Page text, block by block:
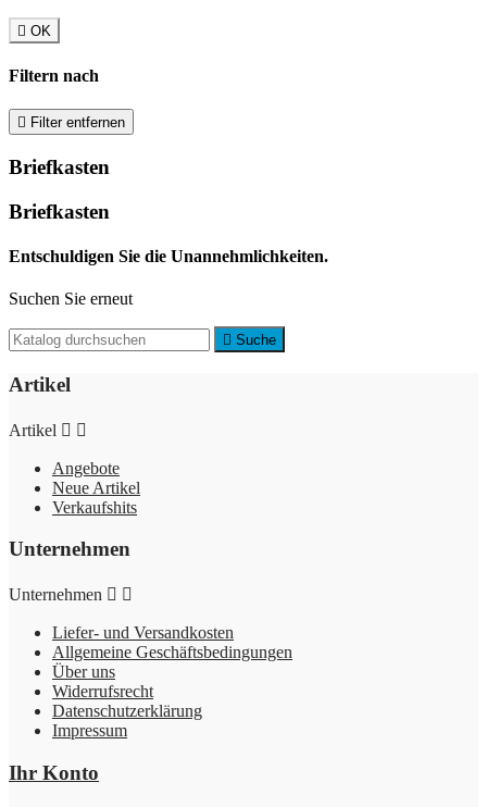
 OK
Filtern nach
 Filter entfernen
Briefkasten
Briefkasten
Entschuldigen Sie die Unannehmlichkeiten.
Suchen Sie erneut
 Suche
Artikel
Artikel  
Angebote
Neue Artikel
Verkaufshits
Unternehmen
Unternehmen  
Liefer- und Versandkosten
Allgemeine Geschäftsbedingungen
Über uns
Widerrufsrecht
Datenschutzerklärung
Impressum
Ihr Konto